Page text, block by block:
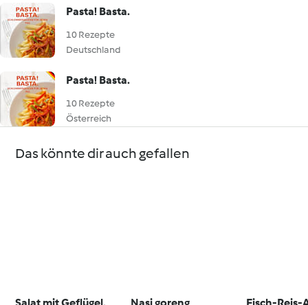
Pasta! Basta.
10 Rezepte
Deutschland
Pasta! Basta.
10 Rezepte
Österreich
Das könnte dir auch gefallen